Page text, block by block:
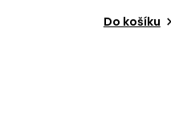
Do košíku